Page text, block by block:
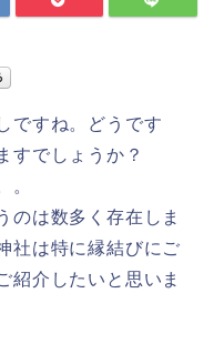
ですね。どうです
すでしょうか？
。
のは数多く存在しま
社は特に縁結びにご
紹介したいと思いま